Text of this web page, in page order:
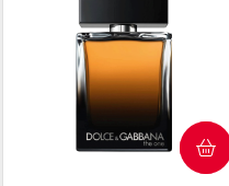
Laboratório
Por Menos
COMPRAR